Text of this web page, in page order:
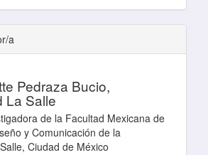
a
Pedraza Bucio,
La Salle
de la Facultad Mexicana de
y Comunicación de la
Ciudad de México